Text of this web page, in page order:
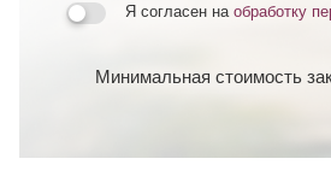
Я согласен на обработку
Минимальная стоимость